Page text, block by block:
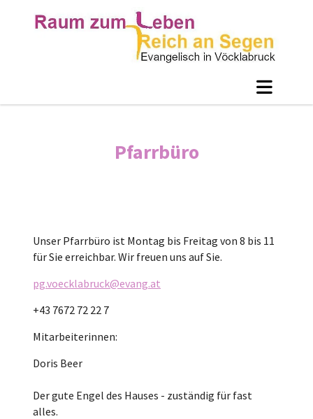
Pfarrbüro
Unser Pfarrbüro ist Montag bis Freitag von 8 bis 11
für Sie erreichbar. Wir freuen uns auf Sie.
pg.voecklabruck@evang.at
+43 7672 72 22 7
Mitarbeiterinnen:
Doris Beer
Der gute Engel des Hauses - zuständig für fast
alles.